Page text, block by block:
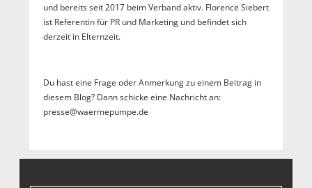
und bereits seit 2017 beim Verband aktiv. Florence Siebert
ist Referentin für PR und Marketing und befindet sich
derzeit in Elternzeit.
Du hast eine Frage oder Anmerkung zu einem Beitrag in
diesem Blog? Dann schicke eine Nachricht an:
presse@waermepumpe.de